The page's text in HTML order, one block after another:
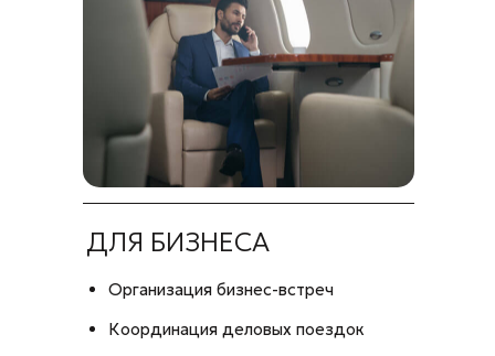
Организация бизнес-встреч
Координация деловых поездок
ДЛЯ БИЗНЕСА